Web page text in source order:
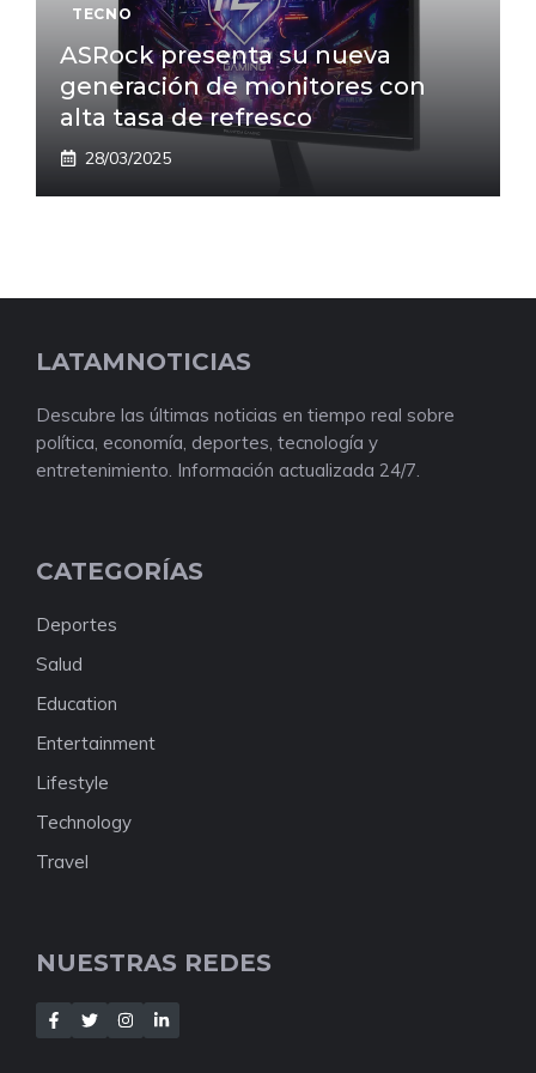
TECNO
ASRock presenta su nueva
generación de monitores con
alta tasa de refresco
28/03/2025
LATAMNOTICIAS
Descubre las últimas noticias en tiempo real sobre
política, economía, deportes, tecnología y
entretenimiento. Información actualizada 24/7.
CATEGORÍAS
Deportes
Salud
Education
Entertainment
Lifestyle
Technology
Travel
NUESTRAS REDES